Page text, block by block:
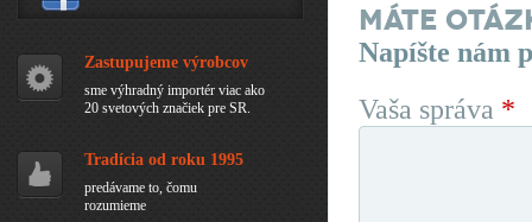
Máte
Napíšte nám
Vaša správa *
Zastupujeme výrobcov
sme výhradný importér viac ako
20 svetových značiek pre SR.
Tradícia od roku 1995
predávame to, čomu
rozumieme